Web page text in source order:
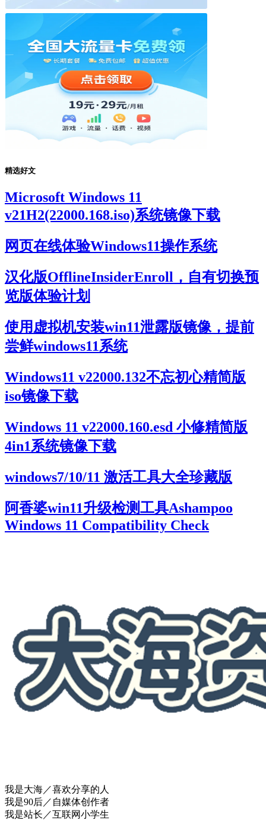
精选好文
Microsoft Windows 11
v21H2(22000.168.iso)系统镜像下载
网页在线体验Windows11操作系统
汉化版OfflineInsiderEnroll，自有切换预
览版体验计划
使用虚拟机安装win11泄露版镜像，提前
尝鲜windows11系统
Windows11 v22000.132不忘初心精简版
iso镜像下载
Windows 11 v22000.160.esd 小修精简版
4in1系统镜像下载
windows7/10/11 激活工具大全珍藏版
阿香婆win11升级检测工具Ashampoo
Windows 11 Compatibility Check
我是大海／喜欢分享的人
我是90后／自媒体创作者
我是站长／互联网小学生